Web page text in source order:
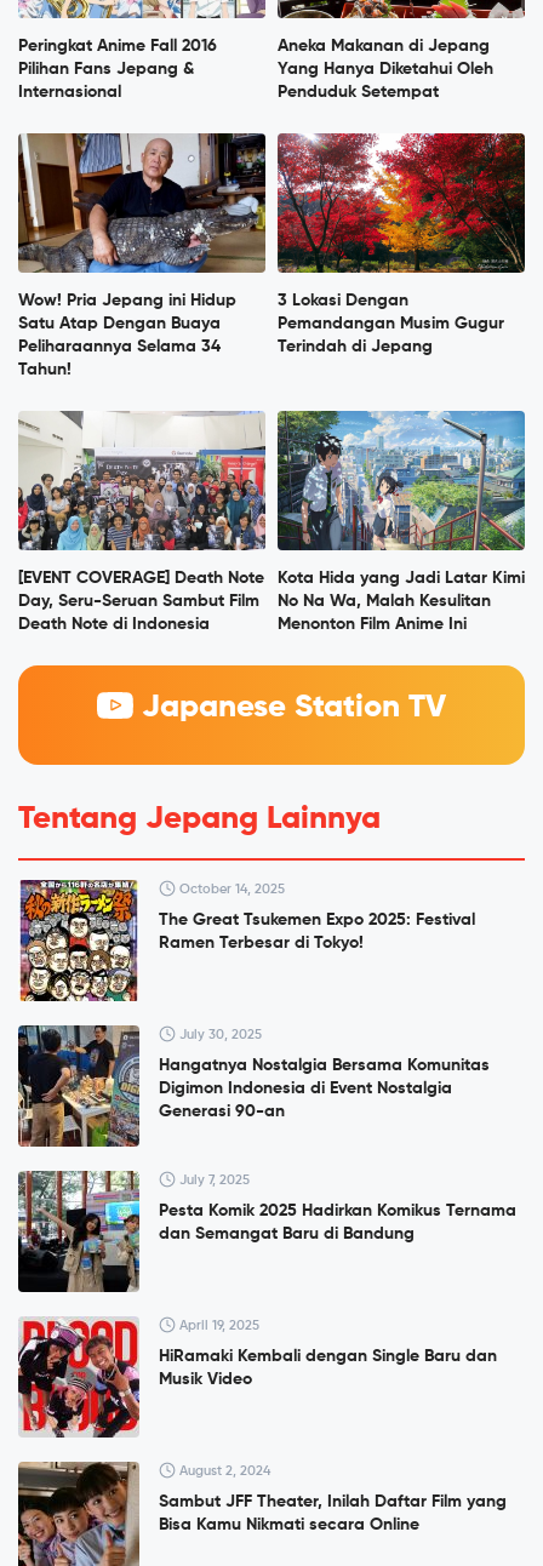
Peringkat Anime Fall 2016
Pilihan Fans Jepang &
Internasional
Aneka Makanan di Jepang
Yang Hanya Diketahui Oleh
Penduduk Setempat
Wow! Pria Jepang ini Hidup
Satu Atap Dengan Buaya
Peliharaannya Selama 34
Tahun!
3 Lokasi Dengan
Pemandangan Musim Gugur
Terindah di Jepang
[EVENT COVERAGE] Death Note
Day, Seru-Seruan Sambut Film
Death Note di Indonesia
Kota Hida yang Jadi Latar Kimi
No Na Wa, Malah Kesulitan
Menonton Film Anime Ini
Japanese Station TV
Tentang Jepang Lainnya
October 14, 2025
The Great Tsukemen Expo 2025: Festival
Ramen Terbesar di Tokyo!
July 30, 2025
Hangatnya Nostalgia Bersama Komunitas
Digimon Indonesia di Event Nostalgia
Generasi 90-an
July 7, 2025
Pesta Komik 2025 Hadirkan Komikus Ternama
dan Semangat Baru di Bandung
April 19, 2025
HiRamaki Kembali dengan Single Baru dan
Musik Video
August 2, 2024
Sambut JFF Theater, Inilah Daftar Film yang
Bisa Kamu Nikmati secara Online